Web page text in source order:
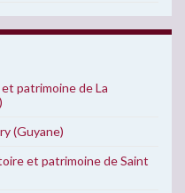
patrimoine de La
(Guyane)
et patrimoine de Saint